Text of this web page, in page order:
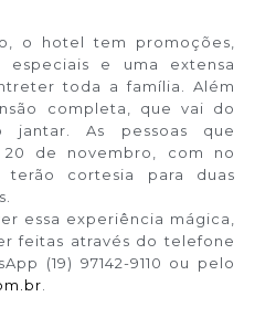
o hotel tem promoções,
especiais e uma extensa
toda a família. Além
completa, que vai do
jantar. As pessoas que
de novembro, com no
terão cortesia para duas
essa experiência mágica,
feitas através do telefone
(19) 97142-9110 ou pelo
.